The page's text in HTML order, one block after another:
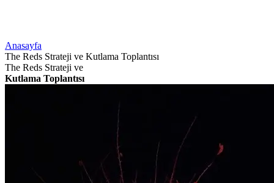
Anasayfa
The Reds Strateji ve Kutlama Toplantısı
The Reds Strateji ve
Kutlama Toplantısı